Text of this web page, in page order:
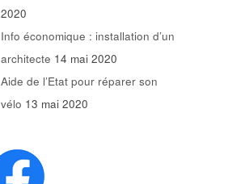
2020
Info économique : installation d’un
architecte 14 mai 2020
Aide de l’Etat pour réparer son
vélo 13 mai 2020